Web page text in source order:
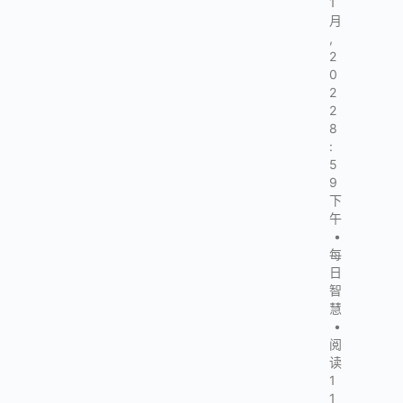
月
,
2
0
2
2
8
:
5
9
下
午
•
每
日
智
慧
•
阅
读
1
1